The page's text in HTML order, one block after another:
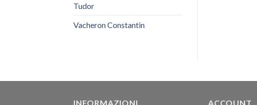
Tudor
Vacheron Constantin
INFORMAZIONI ACCOUNT